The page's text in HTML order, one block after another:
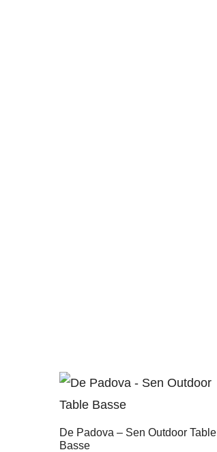
De Padova – Sen Outdoor Table
Basse